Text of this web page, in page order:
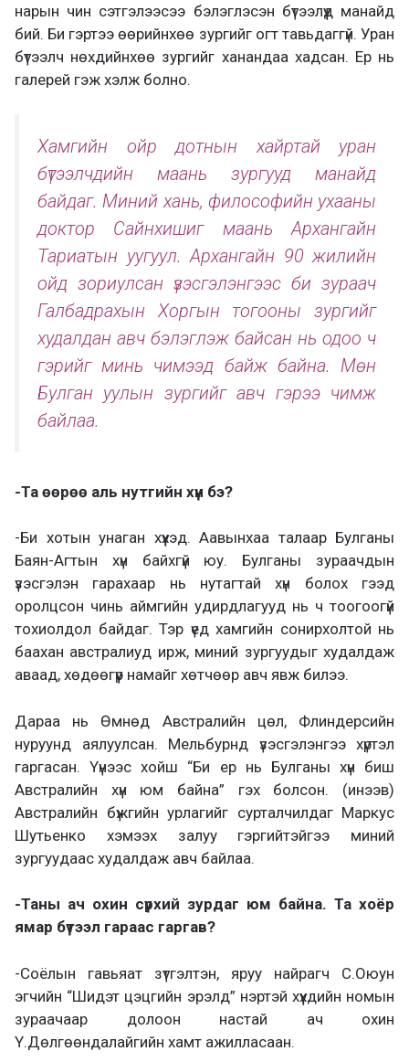
нарын чин сэтгэлээсээ бэлэглэсэн бүтээлүүд манайд
бий. Би гэртээ өөрийнхөө зургийг огт тавьдаггүй. Уран
бүтээлч нөхдийнхөө зургийг ханандаа хадсан. Ер нь
галерей гэж хэлж болно.
Хамгийн ойр дотнын хайртай уран
бүтээлчдийн маань зургууд манайд
байдаг. Миний хань, философийн ухааны
доктор Сайнхишиг маань Архангайн
Тариатын уугуул. Архангайн 90 жилийн
ойд зориулсан үзэсгэлэнгээс би зураач
Галбадрахын Хоргын тогооны зургийг
худалдан авч бэлэглэж байсан нь одоо ч
гэрийг минь чимээд байж байна. Мөн
Булган уулын зургийг авч гэрээ чимж
байлаа.
-Та өөрөө аль нутгийн хүн бэ?
-Би хотын унаган хүүхэд. Аавынхаа талаар Булганы
Баян-Агтын хүн байхгүй юу. Булганы зураачдын
үзэсгэлэн гарахаар нь нутагтай хүн болох гээд
оролцсон чинь аймгийн удирдлагууд нь ч тоогоогүй
тохиолдол байдаг. Тэр үед хамгийн сонирхолтой нь
баахан австралиуд ирж, миний зургуудыг худалдаж
аваад, хөдөөгүүр намайг хөтчөөр авч явж билээ.
Дараа нь Өмнөд Австралийн цөл, Флиндерсийн
нуруунд аялуулсан. Мельбурнд үзэсгэлэнгээ хүртэл
гаргасан. Үүнээс хойш “Би ер нь Булганы хүн биш
Австралийн хүн юм байна” гэх болсон. (инээв)
Австралийн бүжгийн урлагийг сурталчилдаг Маркус
Шутьенко хэмээх залуу гэргийтэйгээ миний
зургуудаас худалдаж авч байлаа.
-Таны ач охин сүрхий зурдаг юм байна. Та хоёр
ямар бүтээл гараас гаргав?
-Соёлын гавьяат зүтгэлтэн, яруу найрагч С.Оюун
эгчийн “Шидэт цэцгийн эрэлд” нэртэй хүүхдийн номын
зураачаар долоон настай ач охин
Ү.Дөлгөөндалайгийн хамт ажилласаан.